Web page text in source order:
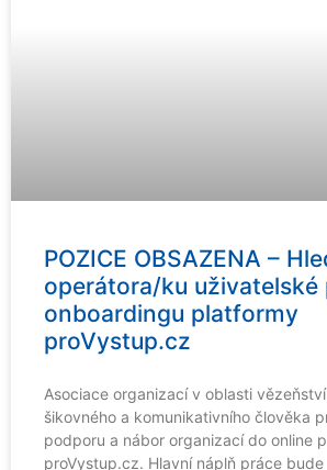
POZICE OBSAZENA –
operátora/ku uživatelské
onboardingu platformy
proVystup.cz
Asociace organizací v oblasti
šikovného a komunikativního člověka
podporu a nábor organizací do online
proVystup.cz. Hlavní náplň práce bude